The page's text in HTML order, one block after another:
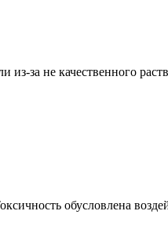
за не качественного
обусловлена